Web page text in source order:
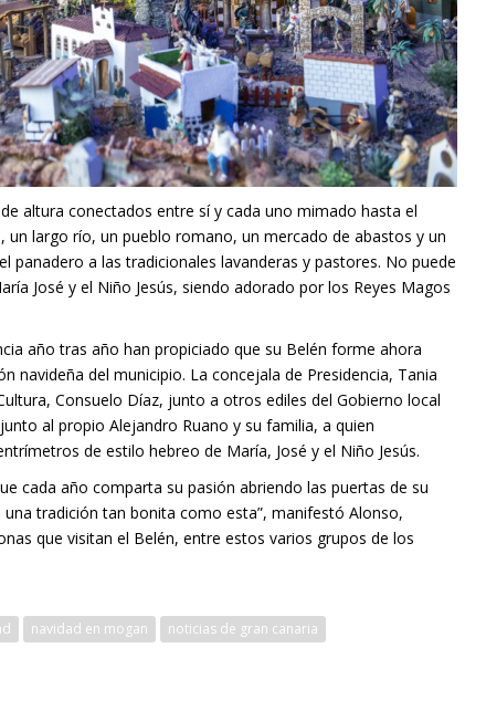
altura conectados entre sí y cada uno mimado hasta el
largo río, un pueblo romano, un mercado de abastos y un
panadero a las tradicionales lavanderas y pastores. No puede
José y el Niño Jesús, siendo adorado por los Reyes Magos
año tras año han propiciado que su Belén forme ahora
navideña del municipio. La concejala de Presidencia, Tania
Consuelo Díaz, junto a otros ediles del Gobierno local
al propio Alejandro Ruano y su familia, a quien
de estilo hebreo de María, José y el Niño Jesús.
cada año comparta su pasión abriendo las puertas de su
tradición tan bonita como esta”, manifestó Alonso,
que visitan el Belén, entre estos varios grupos de los
navidad en mogan
noticias de gran canaria